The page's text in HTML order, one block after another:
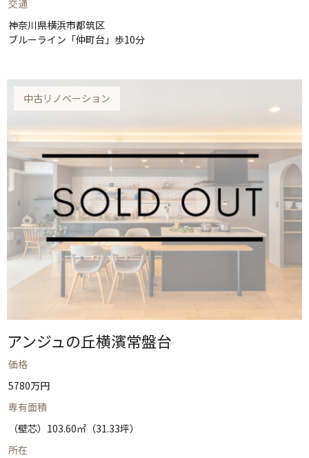
交通
神奈川県横浜市都筑区
ブルーライン「仲町台」歩10分
中古リノベーション
アンジュの丘横濱常盤台
価格
5780万円
専有面積
（壁芯）103.60㎡（31.33坪）
所在